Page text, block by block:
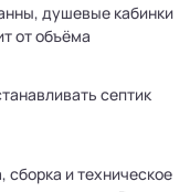
душевые кабинки
от объёма
септик
сборка и техническое